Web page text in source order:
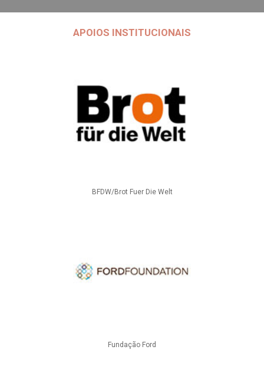
APOIOS INSTITUCIONAIS
BFDW/Brot Fuer Die Welt
Fundação Ford